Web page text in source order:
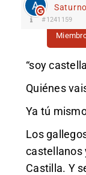
#1241159
“soy
Quiénes
Ya tú
Los
castellanos
Castilla. Y